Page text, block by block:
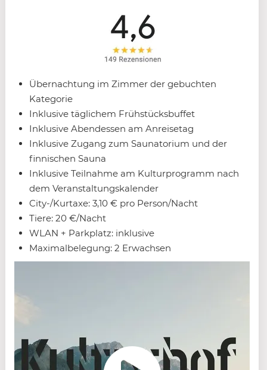
Übernachtung im Zimmer der gebuchten
Kategorie
Inklusive täglichem Frühstücksbuffet
Inklusive Abendessen am Anreisetag
Inklusive Zugang zum Saunatorium und der
finnischen Sauna
Inklusive Teilnahme am Kulturprogramm nach
dem Veranstaltungskalender
City-/Kurtaxe: 3,10 € pro Person/Nacht
Tiere: 20 €/Nacht
WLAN + Parkplatz: inklusive
Maximalbelegung: 2 Erwachsen